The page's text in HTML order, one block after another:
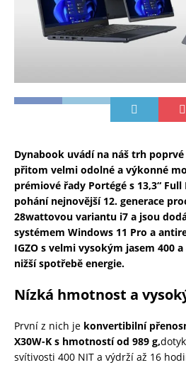
Dynabook uvádí na náš trh
přitom velmi odolné a výkonné
prémiové řady Portégé s 13,3“
pohání nejnovější 12. generace
28wattovou variantu i7 a jsou
systémem Windows 11 Pro a
IGZO s velmi vysokým jasem 400
nižší spotřebě energie.
Nízká hmotnost a
První z nich je konvertibilní
X30W-K s hmotností od 989 g,
svítivosti 400 NIT a výdrží až 16